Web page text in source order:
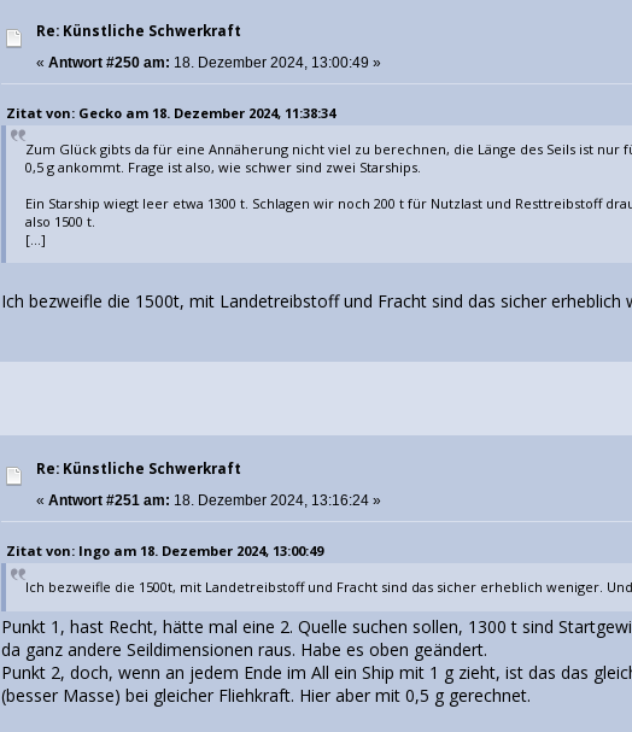
Re: Künstliche Schwerkraft
«Antwort #250 am: 18. Dezember 2024, 13:00:49 »
Zitat von: Gecko am 18. Dezember 2024, 11:38:34
Zum Glück gibts da für eine Annäherung nicht viel zu berechnen, die Länge des Seils ist
0,5 g ankommt. Frage ist also, wie schwer sind zwei Starships.
Ein Starship wiegt leer etwa 1300 t. Schlagen wir noch 200 t für Nutzlast und Resttreibstoff
also 1500 t.
[...]
Ich bezweifle die 1500t, mit Landetreibstoff und Fracht sind das sicher erheblich
Re: Künstliche Schwerkraft
«Antwort #251 am: 18. Dezember 2024, 13:16:24 »
Zitat von: Ingo am 18. Dezember 2024, 13:00:49
Ich bezweifle die 1500t, mit Landetreibstoff und Fracht sind das sicher erheblich weniger.
Punkt 1, hast Recht, hätte mal eine 2. Quelle suchen sollen, 1300 t sind
da ganz andere Seildimensionen raus. Habe es oben geändert.
Punkt 2, doch, wenn an jedem Ende im All ein Ship mit 1 g zieht, ist das das
(besser Masse) bei gleicher Fliehkraft. Hier aber mit 0,5 g gerechnet.